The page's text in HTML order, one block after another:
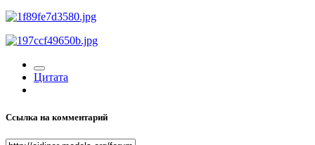
Цитата
Ссылка на комментарий